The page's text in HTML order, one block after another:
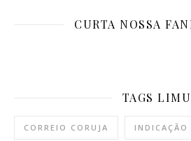
CURTA NOSSA
TAGS LIMU
CORREIO CORUJA INDICAÇÃO